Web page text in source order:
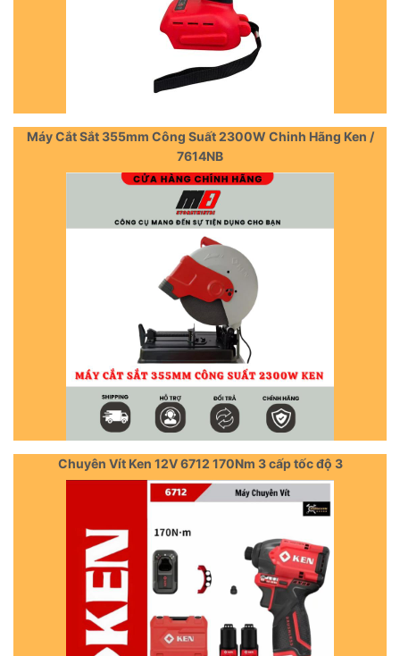
Máy Cắt Sắt 355mm Công Suất 2300W Chinh Hãng Ken /
7614NB
Chuyên Vít Ken 12V 6712 170Nm 3 cấp tốc độ 3